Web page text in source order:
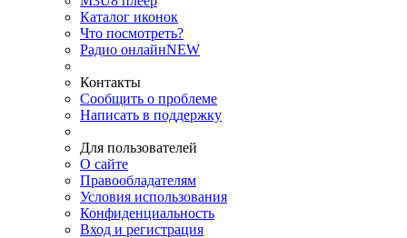
Каталог иконок
Что посмотреть?
Радио онлайнNEW
Контакты
Сообщить о проблеме
Написать в поддержку
Для пользователей
О сайте
Правообладателям
Условия использования
Конфиденциальность
Вход и регистрация